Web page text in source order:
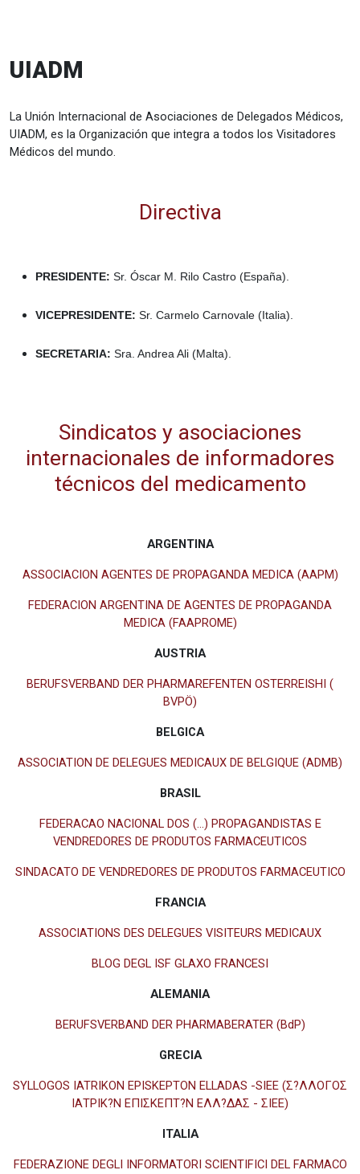
UIADM
La Unión Internacional de Asociaciones de Delegados Médicos,
UIADM, es la Organización que integra a todos los Visitadores
Médicos del mundo.
Directiva
PRESIDENTE: Sr. Óscar M. Rilo Castro (España).
VICEPRESIDENTE: Sr. Carmelo Carnovale (Italia).
SECRETARIA: Sra. Andrea Ali (Malta).
Sindicatos y asociaciones
internacionales de informadores
técnicos del medicamento
ARGENTINA
ASSOCIACION AGENTES DE PROPAGANDA MEDICA (AAPM)
FEDERACION ARGENTINA DE AGENTES DE PROPAGANDA
MEDICA (FAAPROME)
AUSTRIA
BERUFSVERBAND DER PHARMAREFENTEN OSTERREISHI (
BVPÖ)
BELGICA
ASSOCIATION DE DELEGUES MEDICAUX DE BELGIQUE (ADMB)
BRASIL
FEDERACAO NACIONAL DOS (...) PROPAGANDISTAS E
VENDREDORES DE PRODUTOS FARMACEUTICOS
SINDACATO DE VENDREDORES DE PRODUTOS FARMACEUTICO
FRANCIA
ASSOCIATIONS DES DELEGUES VISITEURS MEDICAUX
BLOG DEGL ISF GLAXO FRANCESI
ALEMANIA
BERUFSVERBAND DER PHARMABERATER (BdP)
GRECIA
SYLLOGOS IATRIKON EPISKEPTON ELLADAS -SIEE (Σ?ΛΛΟΓΟΣ
ΙΑΤΡΙΚ?Ν ΕΠΙΣΚΕΠΤ?Ν ΕΛΛ?ΔΑΣ - ΣΙΕΕ)
ITALIA
FEDERAZIONE DEGLI INFORMATORI SCIENTIFICI DEL FARMACO